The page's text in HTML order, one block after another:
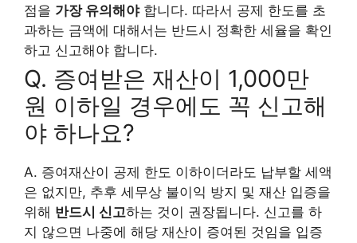
점을 가장 유의해야합니다. 따라서 공제 한도를 초
과하는 금액에 대해서는 반드시 정확한 세율을 확인
하고 신고해야 합니다.
Q. 증여받은 재산이 1,000만
원 이하일 경우에도 꼭 신고해
야 하나요?
A. 증여재산이 공제 한도 이하이더라도 납부할 세액
은 없지만, 추후 세무상 불이익 방지 및 재산 입증을
위해 반드시 신고하는 것이 권장됩니다. 신고를 하
지 않으면 나중에 해당 재산이 증여된 것임을 입증